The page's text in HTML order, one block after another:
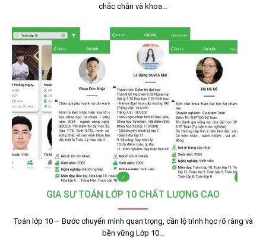
chắc chắn và khoa…
GIA SƯ TOÁN LỚP 10 CHẤT LƯỢNG CAO
Toán lớp 10 – Bước chuyển mình quan trọng, cần lộ trình học rõ ràng và
bền vững Lớp 10…